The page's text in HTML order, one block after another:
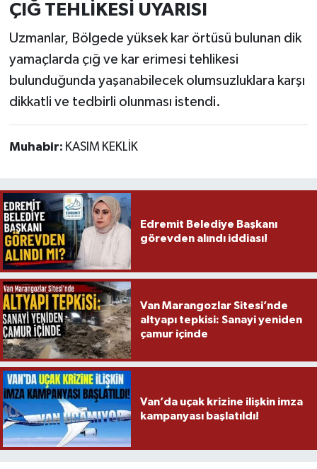
ÇIĞ TEHLİKESİ UYARISI
Uzmanlar, Bölgede yüksek kar örtüsü bulunan dik
yamaçlarda çığ ve kar erimesi tehlikesi
bulunduğunda yaşanabilecek olumsuzluklara karşı
dikkatli ve tedbirli olunması istendi.
Muhabir: KASIM KEKLİK
Edremit Belediye Başkanı
görevden alındı iddiası!
Van Marangozlar Sitesi’nde
altyapı tepkisi: Sanayi yeniden
çamur içinde
Van’da uçak krizine ilişkin imza
kampanyası başlatıldı!